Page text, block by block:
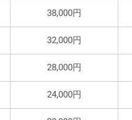
38,000円
32,000円
28,000円
24,000円